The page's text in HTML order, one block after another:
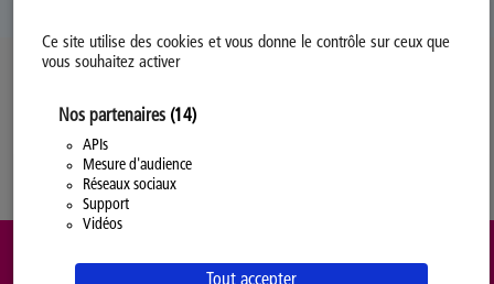
Ce site utilise des cookies et vous donne le contrôle sur ceux que
vous souhaitez activer
Nos partenaires (14)
APIs
Mesure d'audience
Réseaux sociaux
Support
Vidéos
Modifiez votre consentement
Politique Générale de Confidentialité